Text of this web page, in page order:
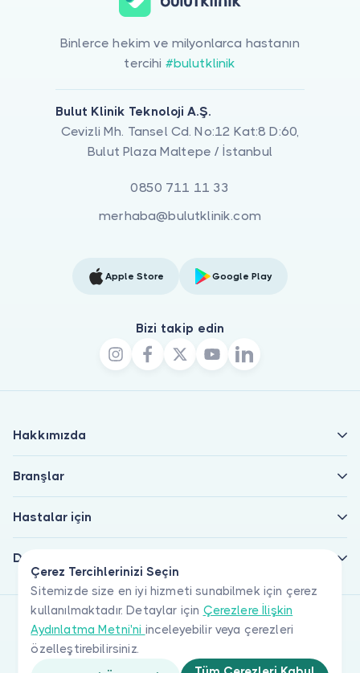
Çerez Tercihlerinizi Seçin
Sitemizde size en iyi hizmeti sunabilmek için çerez
kullanılmaktadır. Detaylar için Çerezlere İlişkin
Aydınlatma Metni'ni inceleyebilir veya çerezleri
özelleştirebilirsiniz.
Binlerce hekim ve milyonlarca hastanın
tercihi #bulutklinik
Bulut Klinik Teknoloji A.Ş.
Cevizli Mh. Tansel Cd. No:12 Kat:8 D:60,
Bulut Plaza Maltepe / İstanbul
0850 711 11 33
merhaba@bulutklinik.com
Apple Store Google Play
Bizi takip edin
Hakkımızda
Branşlar
Hastalar için
Doktorlar için